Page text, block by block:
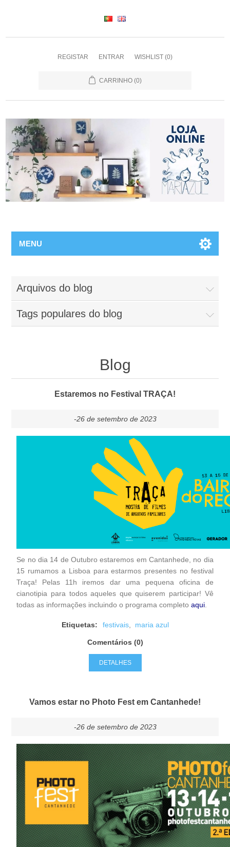
REGISTAR ENTRAR WISHLIST (0)
CARRINHO (0)
MENU
Arquivos do blog
Tags populares do blog
Blog
Estaremos no Festival TRAÇA!
-26 de setembro de 2023
Se no dia 14 de Outubro estaremos em Cantanhede, no dia
15 rumamos a Lisboa para estarmos presentes no festival
Traça! Pelas 11h iremos dar uma pequena oficina de
cianotipia para todos aqueles que quiserem participar! Vê
todas as informações incluindo o programa completoaqui
Etiquetas: festivais, maria azul
Comentários (0)
DETALHES
Vamos estar no Photo Fest em Cantanhede!
-26 de setembro de 2023